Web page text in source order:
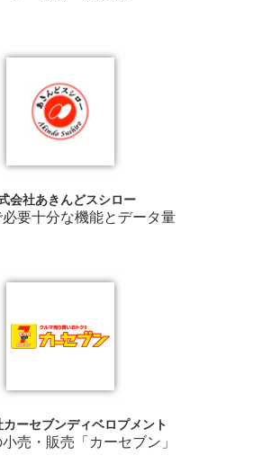
会社あきんどスシロー
要十分な機能とデータ量
ーセブンディベロプメント
売・販売「カーセブン」